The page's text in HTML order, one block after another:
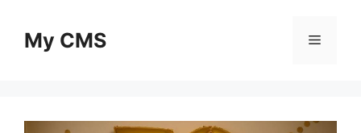
contentMy CMS Menu